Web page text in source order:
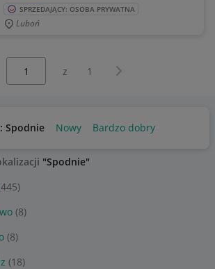
SPRZEDAJĄCY: OSOBA PRYWATNA
Luboń
z 1 Następna strona
Spodnie Nowy Bardzo dobry
"Spodnie"
(8)
(8)
(18)